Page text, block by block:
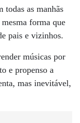
todas as manhãs
forma que
pais e vizinhos.
músicas por
e propenso a
mas inevitável,